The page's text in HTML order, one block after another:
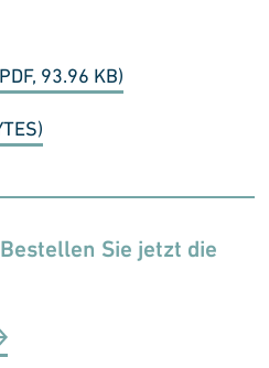
93.96 KB)
Sie jetzt die